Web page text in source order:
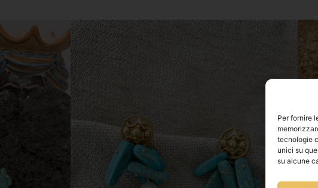
Per fornire
tecnologie
unici su
su alcune